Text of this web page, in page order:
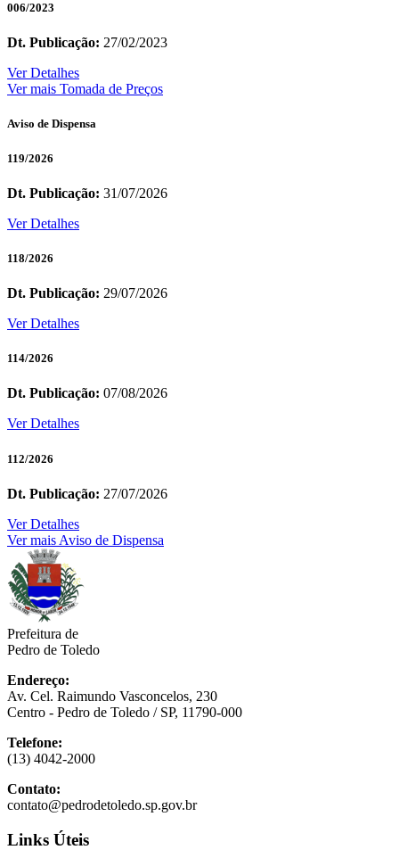
006/2023
Dt. Publicação: 27/02/2023
Ver Detalhes
Ver mais Tomada de Preços
Aviso de Dispensa
119/2026
Dt. Publicação: 31/07/2026
Ver Detalhes
118/2026
Dt. Publicação: 29/07/2026
Ver Detalhes
114/2026
Dt. Publicação: 07/08/2026
Ver Detalhes
112/2026
Dt. Publicação: 27/07/2026
Ver Detalhes
Ver mais Aviso de Dispensa
Prefeitura de
Pedro de Toledo
Endereço:
Av. Cel. Raimundo Vasconcelos, 230
Centro - Pedro de Toledo / SP, 11790-000
Telefone:
(13) 4042-2000
Contato:
contato@pedrodetoledo.sp.gov.br
Links Úteis